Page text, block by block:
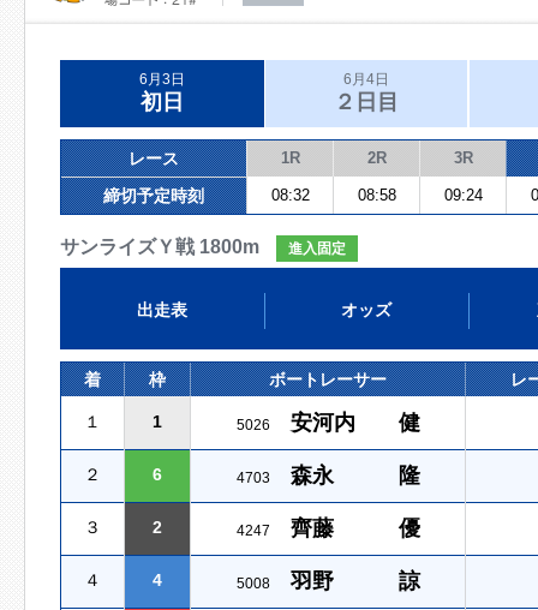
6月3日
初日
6月4日
２日目
レース 1R 2R 3R
締切予定時刻 08:32 08:58 09:24
サンライズＹ戦 1800m 進入固定
出走表 オッズ
着 枠 ボートレーサー レ
１ 1 5026 安河内 健
２ 6 4703 森永 隆
３ 2 4247 齊藤 優
４ 4 5008 羽野 諒